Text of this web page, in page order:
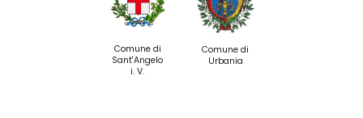
Comune di
Sant'Angelo
i. V.
Comune di
Urbania